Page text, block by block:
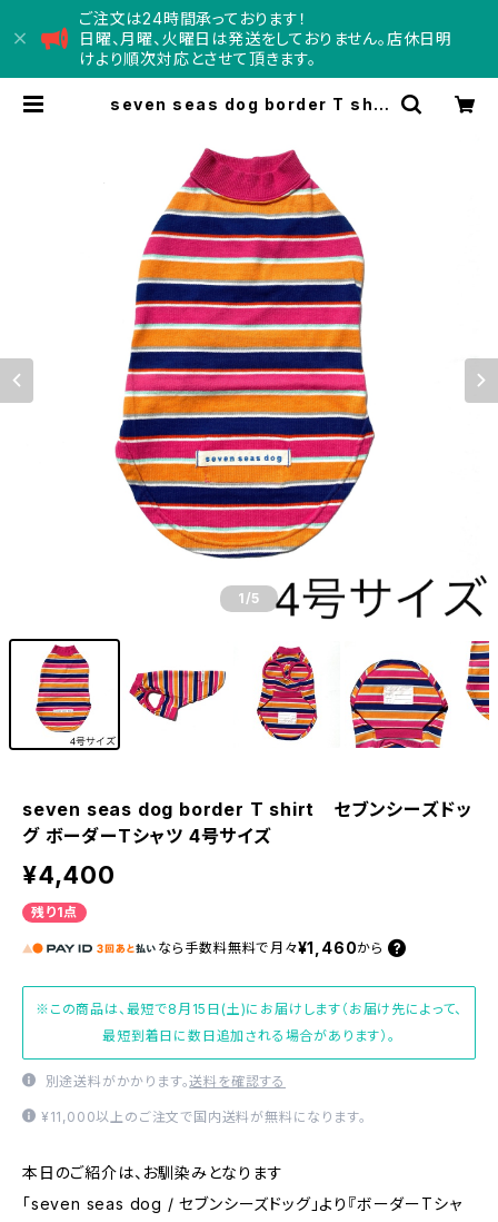
ご注文は24時間承っております！
日曜、月曜、火曜日は発送をしておりません。店休日明
けより順次対応とさせて頂きます。
seven seas dog border T shir
ード - doggy department
store -
1 /5
seven seas dog border T shirt セブンシーズドッ
グ ボーダーTシャツ 4号サイズ
¥4,400
残り1点
なら 手数料無料で 月々¥1,460から
※この商品は、最短で8月15日(土)にお届けします（お届け先によって、
最短到着日に数日追加される場合があります）。
別途送料がかかります。送料を確認する
¥11,000以上のご注文で国内送料が無料になります。
本日のご紹介は、お馴染みとなります
「seven seas dog / セブンシーズドッグ」より『ボーダーTシャ